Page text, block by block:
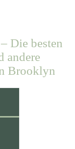
Die besten
andere
Brooklyn